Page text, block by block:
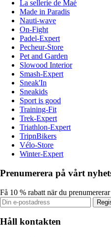
La sellerie de Maé
Made in Paradis
Nauti-wave
On-Fight
Padel-Expert
Pecheur-Store
Pet and Garden
Slowood Interior
Smash-Expert
Sneak'In
Sneakids
Sport is good
Training-Fit
Trek-Expert
Triathlon-Expert
TripnBikers
Vélo-Store
Winter-Expert
Prenumerera på vårt
Få 10 % rabatt när du
Håll kontakten